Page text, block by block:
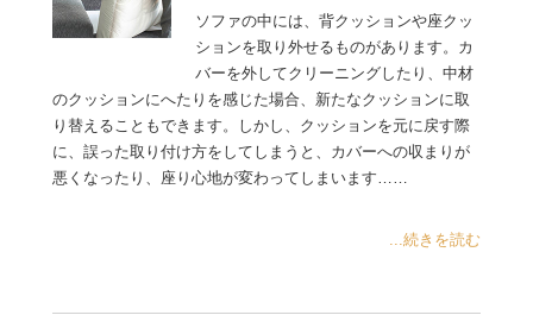
ソファの中には、背クッションや座クッ
ションを取り外せるものがあります。カ
バーを外してクリーニングしたり、中材
のクッションにへたりを感じた場合、新たなクッションに取
り替えることもできます。しかし、クッションを元に戻す際
に、誤った取り付け方をしてしまうと、カバーへの収まりが
悪くなったり、座り心地が変わってしまいます……
...続きを読む